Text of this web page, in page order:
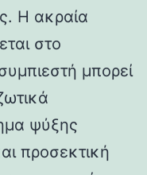
Η ακραία
στο
μπορεί
ψύξης
προσεκτική